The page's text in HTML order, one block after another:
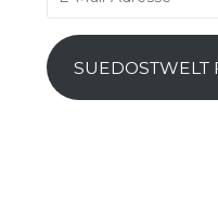
Adresse
SUEDOSTWELT